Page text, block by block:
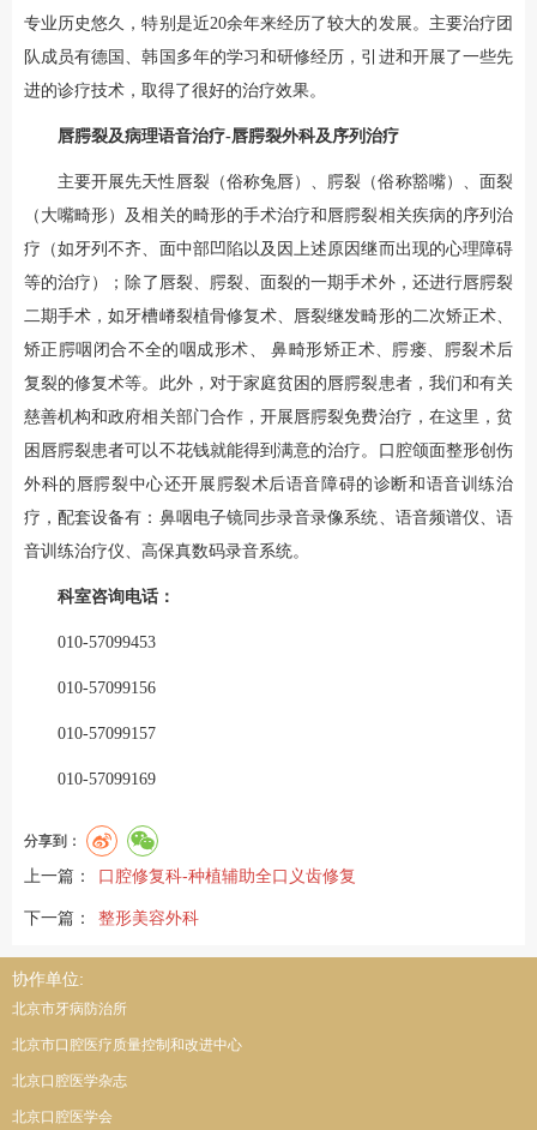
专业历史悠久，特别是近20余年来经历了较大的发展。主要治疗团
队成员有德国、韩国多年的学习和研修经历，引进和开展了一些先
进的诊疗技术，取得了很好的治疗效果。
唇腭裂及病理语音治疗-唇腭裂外科及序列治疗
主要开展先天性唇裂（俗称兔唇）、腭裂（俗称豁嘴）、面裂
（大嘴畸形）及相关的畸形的手术治疗和唇腭裂相关疾病的序列治
疗（如牙列不齐、面中部凹陷以及因上述原因继而出现的心理障碍
等的治疗）；除了唇裂、腭裂、面裂的一期手术外，还进行唇腭裂
二期手术，如牙槽嵴裂植骨修复术、唇裂继发畸形的二次矫正术、
矫正腭咽闭合不全的咽成形术、 鼻畸形矫正术、腭瘘、腭裂术后
复裂的修复术等。此外，对于家庭贫困的唇腭裂患者，我们和有关
慈善机构和政府相关部门合作，开展唇腭裂免费治疗，在这里，贫
困唇腭裂患者可以不花钱就能得到满意的治疗。口腔颌面整形创伤
外科的唇腭裂中心还开展腭裂术后语音障碍的诊断和语音训练治
疗，配套设备有：鼻咽电子镜同步录音录像系统、语音频谱仪、语
音训练治疗仪、高保真数码录音系统。
科室咨询电话：
010-57099453
010-57099156
010-57099157
010-57099169
分享到：
上一篇： 口腔修复科-种植辅助全口义齿修复
下一篇： 整形美容外科
协作单位:
北京市牙病防治所
北京市口腔医疗质量控制和改进中心
北京口腔医学杂志
北京口腔医学会